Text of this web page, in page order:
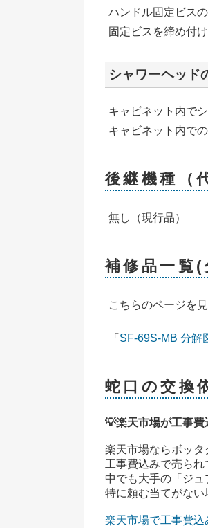
ハンドル固定ビス
固定ビスを締め付
シャワーヘッド
キャビネット内で
キャビネット内で
後継機種（
無し（現行品）
補修品一覧
こちらのページを
「 SF-69S-MB 分解
蛇口の交換
💡楽天市場が工事
楽天市場ならボッタ
工事費込みで売られ
中でも大手の「ジュ
特に頼む当てがない
楽天市場で工事費込